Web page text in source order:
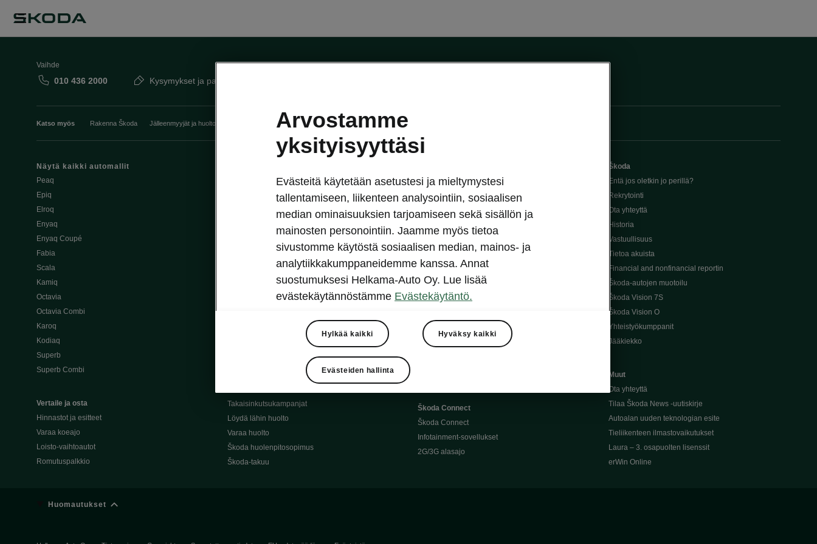
Vaihde
010 436 2000 Kysymykset ja palaute
Katso myös Rakenna Škoda Jälleenmyyjät ja huolto Heti vapaat Škoda-mallit Käyttöohjeet Škoda Shop
Näytä kaikki automallit
Peaq
Epiq
Elroq
Enyaq
Enyaq Coupé
Fabia
Scala
Kamiq
Octavia
Octavia Combi
Karoq
Kodiaq
Superb
Superb Combi
Vertaile ja osta
Hinnastot ja esitteet
Varaa koeajo
Loisto-vaihtoautot
Romutuspalkkio
Osta Škoda verkossa
Škoda Yksityisleasing
Škodan Vakuutus
Škoda 4×4 -mallit
Škoda-katumaasturimallit
Alkuperäiset Škoda-varaosat
Alkuperäiset Škoda-moottoriöljyt
Takaisinkutsukampanjat
Löydä lähin huolto
Varaa huolto
Škoda huolenpitosopimus
Škoda-takuu
Avustinjärjestelmät
Sähköautot ja hybridit
Sähköautot ja hybridit
Ladattavat hybridit
Vinkkejä sähköautoiluun
Ajoakku ja turvallisuus
Ohjelmiston päivitys
Kotilataus
Latauspisteet kartalla
Škoda Connect
Škoda Connect
Infotainment-sovellukset
2G/3G alasajo
Škoda
Entä jos oletkin jo perillä?
Rekrytointi
Ota yhteyttä
Historia
Vastuullisuus
Tietoa akuista
Financial and nonfinancial reportin
Škoda-autojen muotoilu
Škoda Vision 7S
Škoda Vision O
Yhteistyökumppanit
Jääkiekko
Muut
Ota yhteyttä
Tilaa Škoda News -uutiskirje
Autoalan uuden teknologian esite
Tieliikenteen ilmastovaikutukset
Laura – 3. osapuolten lisenssit
erWin Online
Huomautukset
Arvostamme
yksityisyyttäsi
Evästeitä käytetään asetustesi ja mieltymystesi
tallentamiseen, liikenteen analysointiin, sosiaalisen
median ominaisuuksien tarjoamiseen sekä sisällön ja
mainosten personointiin. Jaamme myös tietoa
sivustomme käytöstä sosiaalisen median, mainos- ja
analytiikkakumppaneidemme kanssa. Annat
suostumuksesi Helkama-Auto Oy. Lue lisää
evästekäytännöstämme Evästekäytäntö.
Hylkää kaikki Hyväksy kaikki
Evästeiden hallinta